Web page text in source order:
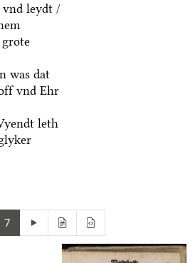
vnd leydt /
grote
was dat
vnd Ehr
leth
7